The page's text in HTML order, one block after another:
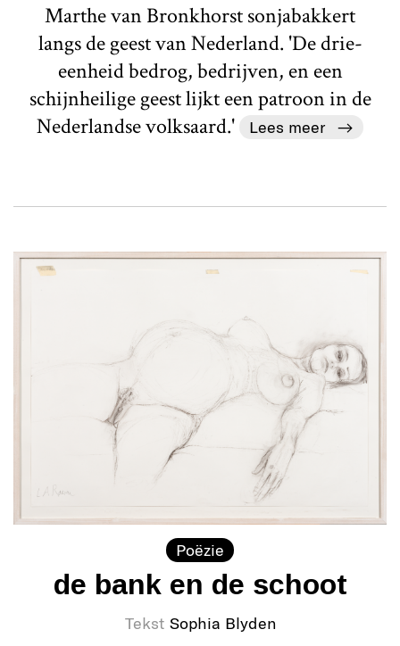
Marthe van Bronkhorst sonjabakkert
langs de geest van Nederland. 'De drie-
eenheid bedrog, bedrijven, en een
schijnheilige geest lijkt een patroon in de
Nederlandse volksaard.'
Lees meer
Poëzie
de bank en de schoot
Tekst Sophia Blyden